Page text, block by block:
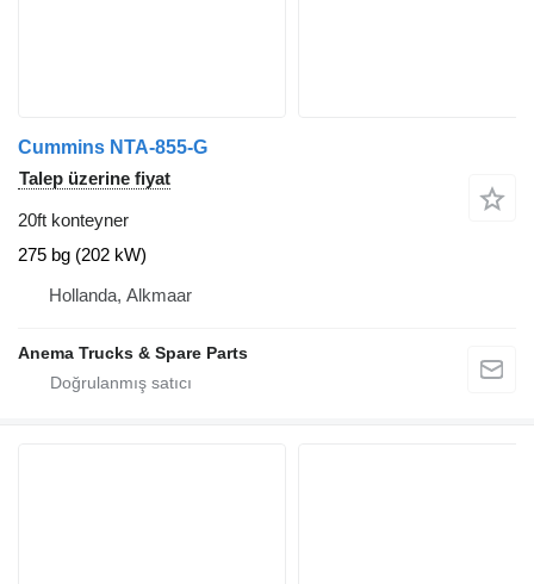
Cummins NTA-855-G
Talep üzerine fiyat
20ft konteyner
275 bg (202 kW)
Hollanda, Alkmaar
Anema Trucks & Spare Parts